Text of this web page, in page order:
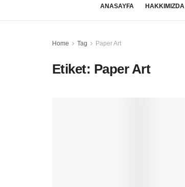
ANASAYFA HAKKIMIZDA
Home Tag Paper Art
Etiket: Paper Art